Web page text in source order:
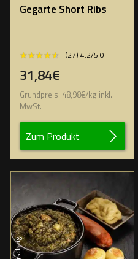
Gegarte Short Ribs
★★★★★
★★★★★ (27) 4.2/5.0
31,84€
Grundpreis: 48,98€/kg inkl.
MwSt.
Zum Produkt